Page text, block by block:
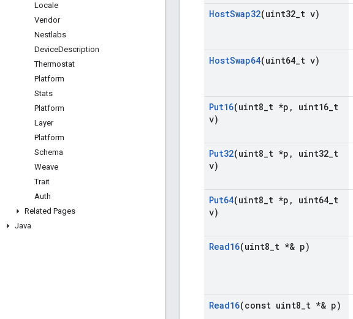
Locale
Vendor
Nestlabs
DeviceDescription
Thermostat
Platform
Stats
Platform
Layer
Platform
Schema
Weave
Trait
Auth
Related Pages
Java
HostSwap32(uint32 t v)
HostSwap64(uint64 t v)
Put16(uint8 t *p , uint16 t
v)
Put32(uint8 t *p , uint32 t
v)
Put64(uint8 t *p , uint64 t
v)
Read16(uint8 t *& p)
Read16(const uint8 t *& p)